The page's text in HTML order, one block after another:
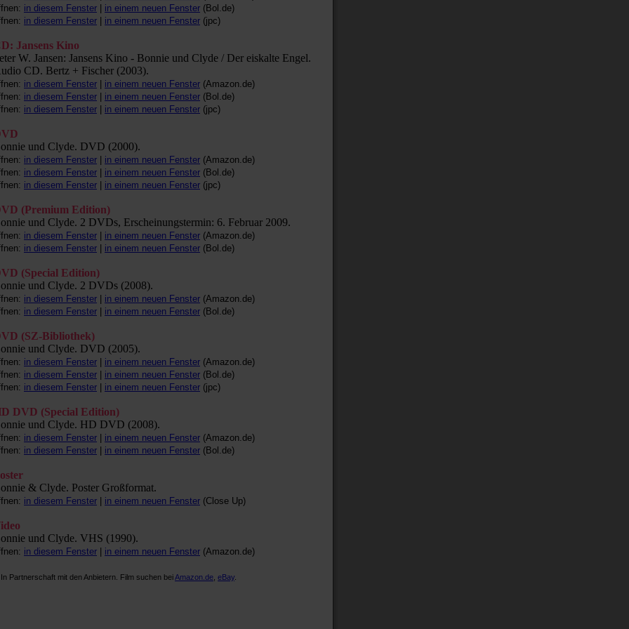
in diesem Fenster in einem neuen Fenster (Bol.de)
in diesem Fenster in einem neuen Fenster (jpc)
Jansens Kino
W. Jansen: Jansens Kino - Bonnie und Clyde / Der eiskalte Engel.
CD. Bertz + Fischer (2003).
in diesem Fenster in einem neuen Fenster (Amazon.de)
in diesem Fenster in einem neuen Fenster (Bol.de)
in diesem Fenster in einem neuen Fenster (jpc)
und Clyde. DVD (2000).
in diesem Fenster in einem neuen Fenster (Amazon.de)
in diesem Fenster in einem neuen Fenster (Bol.de)
in diesem Fenster in einem neuen Fenster (jpc)
(Premium Edition)
und Clyde. 2 DVDs, Erscheinungstermin: 6. Februar 2009.
in diesem Fenster in einem neuen Fenster (Amazon.de)
in diesem Fenster in einem neuen Fenster (Bol.de)
(Special Edition)
und Clyde. 2 DVDs (2008).
in diesem Fenster in einem neuen Fenster (Amazon.de)
in diesem Fenster in einem neuen Fenster (Bol.de)
(SZ-Bibliothek)
und Clyde. DVD (2005).
in diesem Fenster in einem neuen Fenster (Amazon.de)
in diesem Fenster in einem neuen Fenster (Bol.de)
in diesem Fenster in einem neuen Fenster (jpc)
DVD (Special Edition)
und Clyde. HD DVD (2008).
in diesem Fenster in einem neuen Fenster (Amazon.de)
in diesem Fenster in einem neuen Fenster (Bol.de)
& Clyde. Poster Großformat.
in diesem Fenster in einem neuen Fenster (Close Up)
und Clyde. VHS (1990).
in diesem Fenster in einem neuen Fenster (Amazon.de)
Partnerschaft mit den Anbietern. Film suchen beiAmazon.de eBay